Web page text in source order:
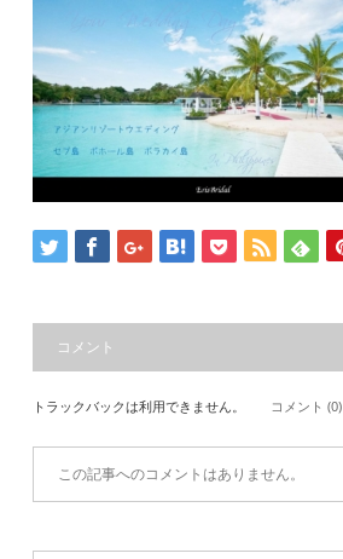
コメント
トラックバックは利用できません。 コメント (0)
この記事へのコメントはありません。